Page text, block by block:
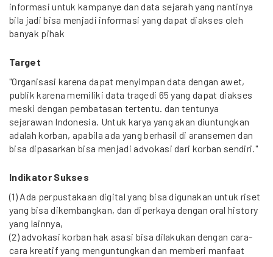
informasi untuk kampanye dan data sejarah yang nantinya
bila jadi bisa menjadi informasi yang dapat diakses oleh
banyak pihak
Target
"Organisasi karena dapat menyimpan data dengan awet,
publik karena memiliki data tragedi 65 yang dapat diakses
meski dengan pembatasan tertentu. dan tentunya
sejarawan Indonesia. Untuk karya yang akan diuntungkan
adalah korban, apabila ada yang berhasil di aransemen dan
bisa dipasarkan bisa menjadi advokasi dari korban sendiri."
Indikator Sukses
(1) Ada perpustakaan digital yang bisa digunakan untuk riset
yang bisa dikembangkan, dan diperkaya dengan oral history
yang lainnya,
(2) advokasi korban hak asasi bisa dilakukan dengan cara-
cara kreatif yang menguntungkan dan memberi manfaat